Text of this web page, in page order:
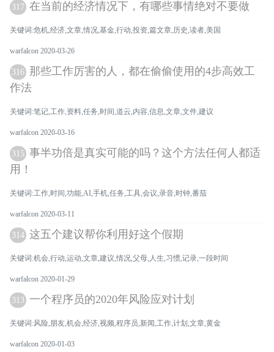
317 在当前的经济情况下，有哪些事情绝对不要做
关键词:危机,经济,文章,情况,基金,行动,投资,篇文章,历史,读者,美国
warfalcon 2020-03-26
316 那些工作厉害的人，都在偷偷使用的4步高效工
作法
关键词:笔记,工作,资料,任务,时间,道云,内容,信息,文章,文件,建议
warfalcon 2020-03-16
315 事半功倍是真实可能的吗？这个方法任何人都适
用！
关键词:工作,时间,功能,AI,手机,任务,工具,会议,录音,时钟,番茄
warfalcon 2020-03-11
314 这五个建议帮你利用好这个假期
关键词:机会,行动,运动,文章,建议,情况,父母,人生,习惯,记录,一段时间
warfalcon 2020-01-29
313 一个程序员的2020年风险应对计划
关键词:风险,朋友,机会,经济,视频,程序员,新闻,工作,计划,文章,黄金
warfalcon 2020-01-03